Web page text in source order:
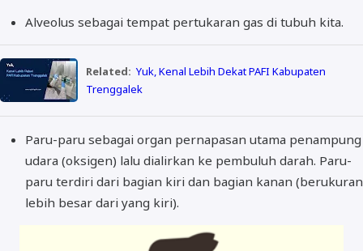
Alveolus sebagai tempat pertukaran gas di tubuh kita.
Related: Yuk, Kenal Lebih Dekat PAFI Kabupaten
Trenggalek
Paru-paru sebagai organ pernapasan utama penampung
udara (oksigen) lalu dialirkan ke pembuluh darah. Paru-
paru terdiri dari bagian kiri dan bagian kanan (berukuran
lebih besar dari yang kiri).